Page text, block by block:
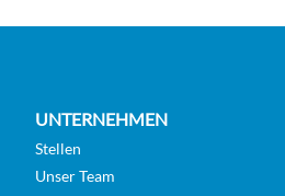
UNTERNEHMEN
Stellen
Unser Team